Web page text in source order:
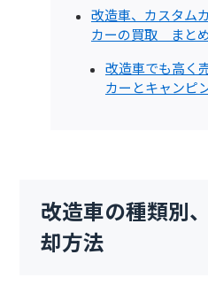
改造車、カスタム
カーの買取 まと
改造車でも高く
カーとキャンピ
改造車の種類別
却方法